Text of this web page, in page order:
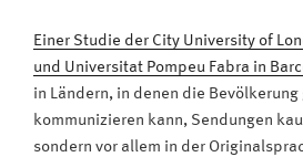
Einer Studie der City University of
und Universitat Pompeu Fabra in
in Ländern, in denen die Bevölkerung
kommunizieren kann, Sendungen
sondern vor allem in der